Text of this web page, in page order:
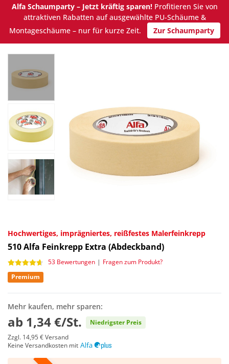
Alfa Schaumparty – Jetzt kräftig sparen!Profitieren Sie von
attraktiven Rabatten auf ausgewählte PU-Schäume &
Montageschäume – nur für kurze Zeit.
Zur Schaumparty
Hochwertiges, imprägniertes, reißfestes Malerfeinkrepp
510Alfa Feinkrepp Extra (Abdeckband)
53 Bewertungen | Fragen zum Produkt?
Premium
Mehr kaufen, mehr sparen:
ab 1,34 €/St.
Niedrigster Preis
Zzgl. 14,95 €Versand
Keine Versandkosten mit